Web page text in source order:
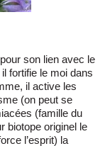
son lien avec le
fortifie le moi dans
il active les
(on peut se
(famille du
biotope originel le
l’esprit) la